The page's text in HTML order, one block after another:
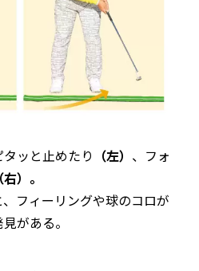
ッと止めたり （左） 、フォ
（右）。
フィーリングや球のコロが
がある。